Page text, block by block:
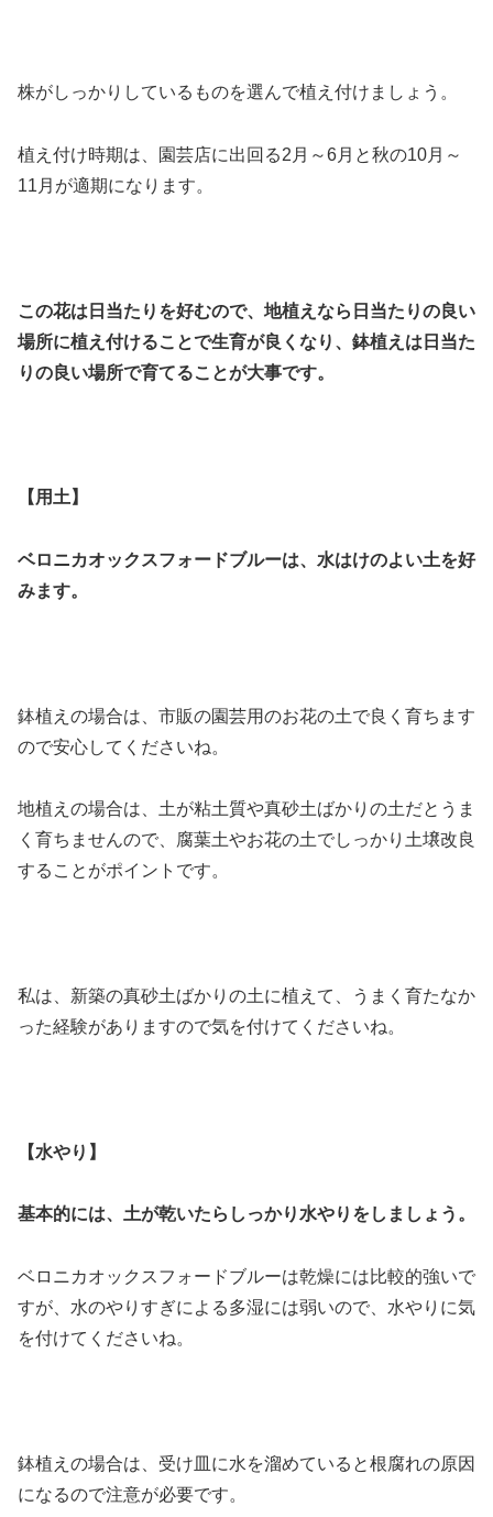
株がしっかりしているものを選んで植え付けましょう。
植え付け時期は、園芸店に出回る2月～6月と秋の10月～
11月が適期になります。
この花は日当たりを好むので、地植えなら日当たりの良い
場所に植え付けることで生育が良くなり、鉢植えは日当た
りの良い場所で育てることが大事です。
【用土】
ベロニカオックスフォードブルーは、水はけのよい土を好
みます。
鉢植えの場合は、市販の園芸用のお花の土で良く育ちます
ので安心してくださいね。
地植えの場合は、土が粘土質や真砂土ばかりの土だとうま
く育ちませんので、腐葉土やお花の土でしっかり土壌改良
することがポイントです。
私は、新築の真砂土ばかりの土に植えて、うまく育たなか
った経験がありますので気を付けてくださいね。
【水やり】
基本的には、土が乾いたらしっかり水やりをしましょう。
ベロニカオックスフォードブルーは乾燥には比較的強いで
すが、水のやりすぎによる多湿には弱いので、水やりに気
を付けてくださいね。
鉢植えの場合は、受け皿に水を溜めていると根腐れの原因
になるので注意が必要です。